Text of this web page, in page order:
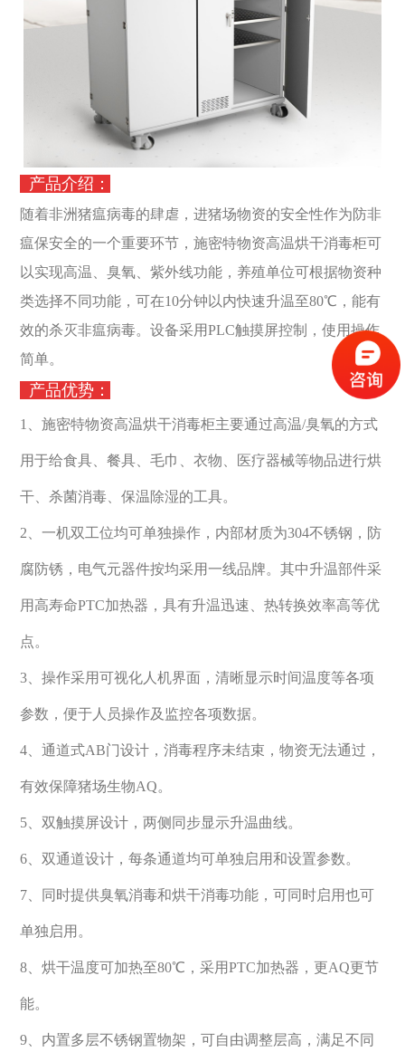
产品介绍：
随着非洲猪瘟病毒的肆虐，进猪场物资的安全性作为防非
瘟保安全的一个重要环节，施密特物资高温烘干消毒柜可
以实现高温、臭氧、紫外线功能，养殖单位可根据物资种
类选择不同功能，可在10分钟以内快速升温至80℃，能有
效的杀灭非瘟病毒。设备采用PLC触摸屏控制，使用操作
简单。
产品优势：
1、施密特物资高温烘干消毒柜主要通过高温/臭氧的方式
用于给食具、餐具、毛巾、衣物、医疗器械等物品进行烘
干、杀菌消毒、保温除湿的工具。
2、一机双工位均可单独操作，内部材质为304不锈钢，防
腐防锈，电气元器件按均采用一线品牌。其中升温部件采
用高寿命PTC加热器，具有升温迅速、热转换效率高等优
点。
3、操作采用可视化人机界面，清晰显示时间温度等各项
参数，便于人员操作及监控各项数据。
4、通道式AB门设计，消毒程序未结束，物资无法通过，
有效保障猪场生物AQ。
5、双触摸屏设计，两侧同步显示升温曲线。
6、双通道设计，每条通道均可单独启用和设置参数。
7、同时提供臭氧消毒和烘干消毒功能，可同时启用也可
单独启用。
8、烘干温度可加热至80℃，采用PTC加热器，更AQ更节
能。
9、内置多层不锈钢置物架，可自由调整层高，满足不同